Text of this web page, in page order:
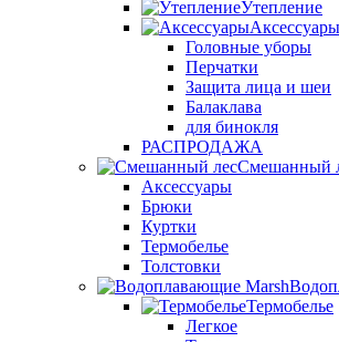
Утепление
Аксессуары
Головные уборы
Перчатки
Защита лица и шеи
Балаклава
для бинокля
РАСПРОДАЖА
Смешанный
Аксессуары
Брюки
Куртки
Термобелье
Толстовки
Термобелье
Легкое